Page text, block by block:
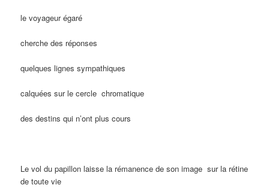
le voyageur égaré
cherche des réponses
quelques lignes sympathiques
calquées sur le cercle chromatique
des destins qui n’ont plus cours
Le vol du papillon laisse la rémanence de son image sur la rétine
de toute vie